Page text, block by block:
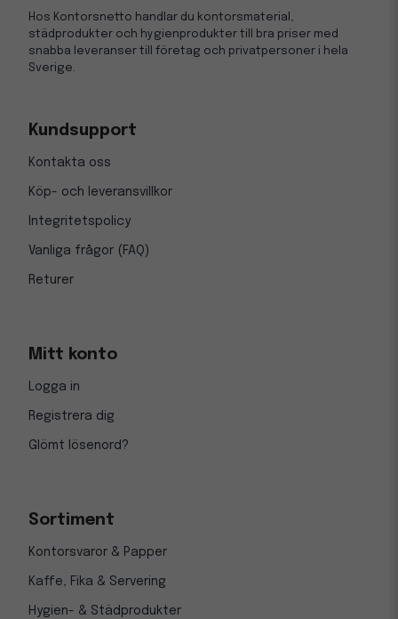
Hos Kontorsnetto handlar du kontorsmaterial,
städprodukter och hygienprodukter till bra priser med
snabba leveranser till företag och privatpersoner i hela
Sverige.
Kundsupport
Kontakta oss
Köp- och leveransvillkor
Integritetspolicy
Vanliga frågor (FAQ)
Returer
Mitt konto
Logga in
Registrera dig
Glömt lösenord?
Sortiment
Kontorsvaror & Papper
Kaffe, Fika & Servering
Hygien- & Städprodukter